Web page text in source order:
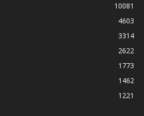
10081
4603
3314
2622
1773
1462
1221